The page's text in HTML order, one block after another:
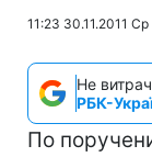
11:23 30.11.2011 Ср
Не
РБК-
По